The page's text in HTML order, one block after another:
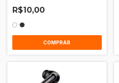
R$10,00
COMPRAR